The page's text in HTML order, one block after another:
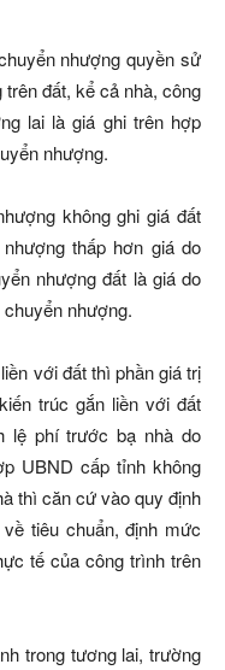
nhượng quyền sử
đất, kể cả nhà, công
lai là giá ghi trên hợp
nhượng.
không ghi giá đất
thấp hơn giá do
nhượng đất là giá do
nhượng.
với đất thì phần giá trị
trúc gắn liền với đất
lệ phí trước bạ nhà do
UBND cấp tỉnh không
thì căn cứ vào quy định
tiêu chuẩn, định mức
tế của công trình trên
trong tương lai, trường